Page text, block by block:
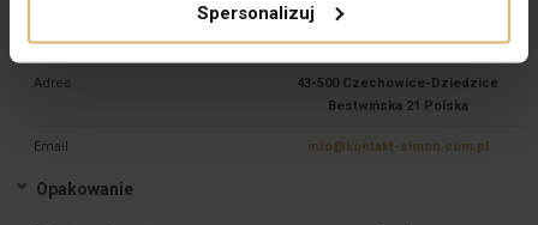
Spersonalizuj
Producent Kontakt-Simon S.A.
Adres
43-500 Czechowice-Dziedzice
Bestwińska 21 Polska
Email info@kontakt-simon.com.pl
Opakowanie